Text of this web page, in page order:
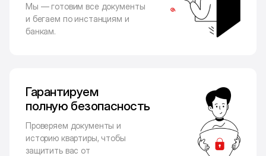
Мы — готовим все документы
и бегаем по инстанциям и
банкам.
Гарантируем
полную безопасность
Проверяем документы и
историю квартиры, чтобы
защитить вас от